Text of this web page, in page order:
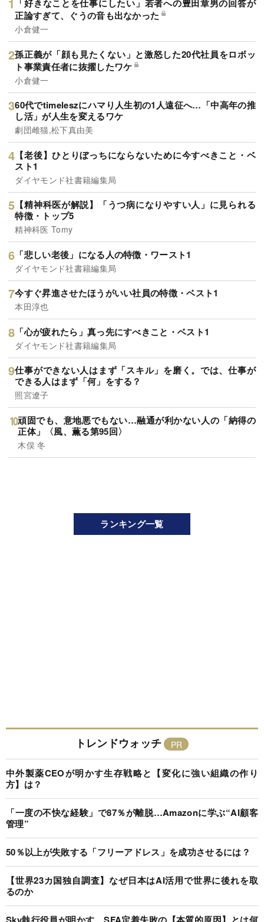
「好きなことを仕事にしたい」若者への豊田章男の回答が
正論すぎて、ぐうの音も出なかった
小倉健一
孫正義が「顔も見たくない」と激怒した20代社員をロボッ
ト事業責任者に抜擢したワケ
小倉健一
60代でtimeleszにハマり人生初の1人遠征へ…「中高年の推
し活」が人生を変えるワケ
劇団雌猫,松下真由美
【老後】ひとりぼっちにならないために今すべきこと・ベ
スト1
ダイヤモンド社書籍編集局
【精神科医が解説】「うつ病になりやすい人」に見られる
特徴・トップ5
精神科医 Tomy
「悲しい老後」になる人の特徴・ワースト1
ダイヤモンド社書籍編集局
今すぐ昇進させたほうがいい社員の特徴・ベスト1
本田淳也
「心が疲れたら」真っ先にすべきこと・ベスト1
ダイヤモンド社書籍編集局
仕事ができない人はまず「スキル」を磨く。では、仕事が
できる人はまず「何」をする？
照宮遼子
頑固でも、意地悪でもない…融通が利かない人の「納得の
正体」〈風、薫る第95回〉
木俣 冬
ランキング一覧
トレンドウォッチ
中外製薬CEOが明かす生存戦略と【変化に強い組織の作り
方】は？
「一度の不快な経験」で87％が離脱…Amazonに学ぶ“AI顧客
管理”
50％以上が失敗する「フリーアドレス」を成功させるには？
【世界23カ国独自調査】なぜ日本はAI活用で世界に後れを取
るのか
Sky執行役員が明かす、SFA定着失敗の【本質的原因】とは何